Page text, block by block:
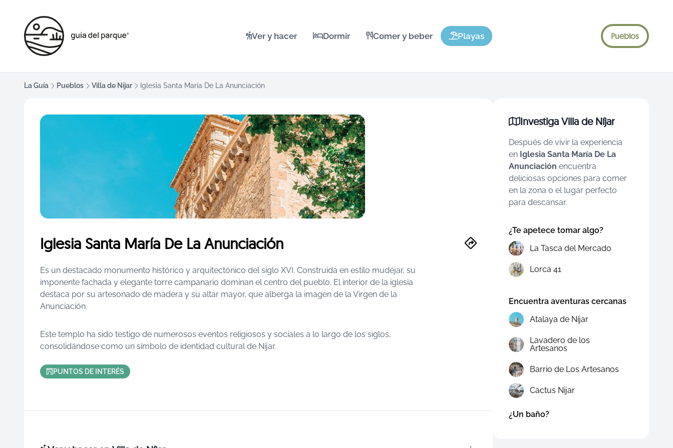
Ver y hacer Dormir Comer y beber Playas Pueblos
La Guía Pueblos Villa de Níjar Iglesia Santa María De La Anunciación
Iglesia Santa María De La Anunciación
Es un destacado monumento histórico y arquitectónico del siglo XVI. Construida en estilo mudéjar, su
imponente fachada y elegante torre campanario dominan el centro del pueblo. El interior de la iglesia
destaca por su artesonado de madera y su altar mayor, que alberga la imagen de la Virgen de la
Anunciación.
Este templo ha sido testigo de numerosos eventos religiosos y sociales a lo largo de los siglos,
consolidándose como un símbolo de identidad cultural de Níjar.
PUNTOS DE INTERÉS
Investiga Villa de Níjar
Después de vivir la experiencia
en Iglesia Santa María De La
Anunciación encuentra
deliciosas opciones para comer
en la zona o el lugar perfecto
para descansar.
¿Te apetece tomar algo?
La Tasca del Mercado
Lorca 41
Encuentra aventuras cercanas
Atalaya de Níjar
Lavadero de los
Artesanos
Barrio de Los Artesanos
Cactus Nijar
¿Un baño?